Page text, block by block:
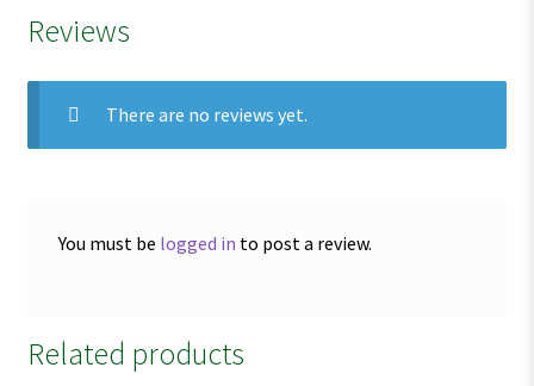
Reviews
There are no reviews yet.
You must be logged in to post a review.
Related products